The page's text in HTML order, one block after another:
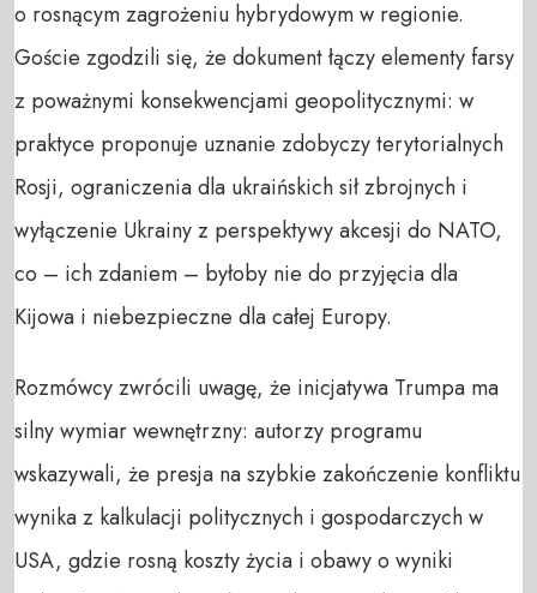
o rosnącym zagrożeniu hybrydowym w regionie.
Goście zgodzili się, że dokument łączy elementy farsy
z poważnymi konsekwencjami geopolitycznymi: w
praktyce proponuje uznanie zdobyczy terytorialnych
Rosji, ograniczenia dla ukraińskich sił zbrojnych i
wyłączenie Ukrainy z perspektywy akcesji do NATO,
co – ich zdaniem – byłoby nie do przyjęcia dla
Kijowa i niebezpieczne dla całej Europy.
Rozmówcy zwrócili uwagę, że inicjatywa Trumpa ma
silny wymiar wewnętrzny: autorzy programu
wskazywali, że presja na szybkie zakończenie konfliktu
wynika z kalkulacji politycznych i gospodarczych w
USA, gdzie rosną koszty życia i obawy o wyniki